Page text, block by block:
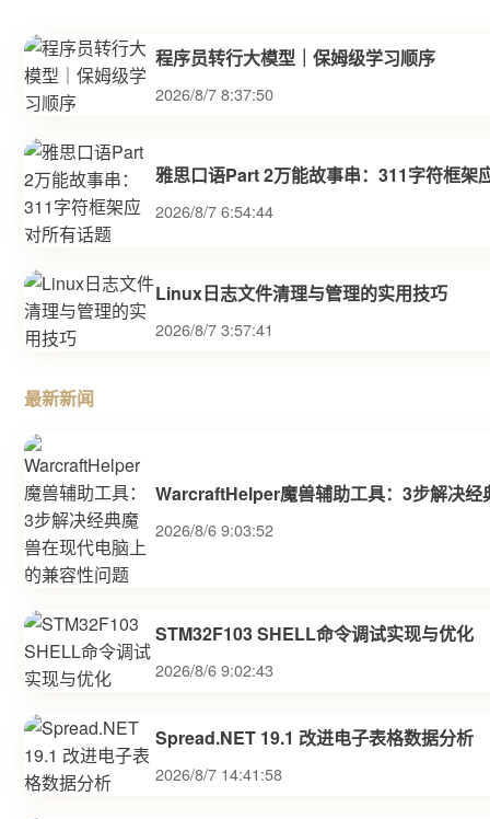
程序员转行大模型｜保姆级学习顺序
2026/8/7 8:37:50
雅思口语Part 2万能故事串：311字符框架
2026/8/7 6:54:44
Linux日志文件清理与管理的实用技巧
2026/8/7 3:57:41
最新新闻
WarcraftHelper魔兽辅助工具：3步解决
2026/8/6 9:03:52
STM32F103 SHELL命令调试实现与优化
2026/8/6 9:02:43
Spread.NET 19.1 改进电子表格数据分析
2026/8/7 14:41:58